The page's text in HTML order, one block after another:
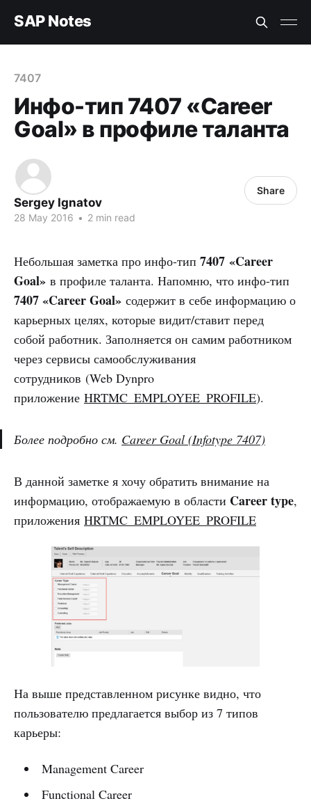
SAP Notes
7407
Инфо-тип 7407 «Career
Goal» в профиле таланта
Sergey Ignatov
28 May 2016 • 2 min read
Share
Небольшая заметка про инфо-тип 7407 «Career
Goal» в профиле таланта. Напомню, что инфо-тип
7407«Career Goal» содержит в себе информацию о
карьерных целях, которые видит/ставит перед
собой работник. Заполняется он самим работником
через сервисы самообслуживания
сотрудников (Web Dynpro
приложение HRTMC_EMPLOYEE_PROFILE).
Более подробно см. Career Goal (Infotype 7407)
В данной заметке я хочу обратить внимание на
информацию, отображаемую в области Career type,
приложения HRTMC_EMPLOYEE_PROFILE
На выше представленном рисунке видно, что
пользователю предлагается выбор из 7 типов
карьеры:
Management Career
Functional Career